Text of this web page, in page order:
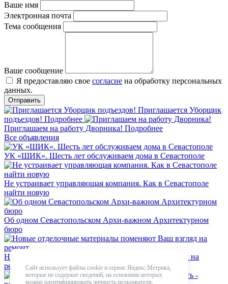
Ваше имя
Электронная почта
Тема сообщения
Ваше сообщение
Я предоставляю свое согласие на обработку персональных
данных.
Приглашается Уборщик
подъездов! Подробнее
Приглашаем на работу Дворника! Подробнее
Все объявления
УК «ШИК». Шесть лет обслуживаем дома в Севастополе
Не устраивает управляющая компания. Как в Севастополе
найти новую
Об одном Севастопольском Архи-важном Архитектурном
бюро
Новые отделочные материалы поменяют Ваш взгляд на
ремонтСайт использует файлы cookie и сервис Яндекс.Метрика,
которые не содержат сведений, на основании которых
можно идентифицировать личность пользователя.